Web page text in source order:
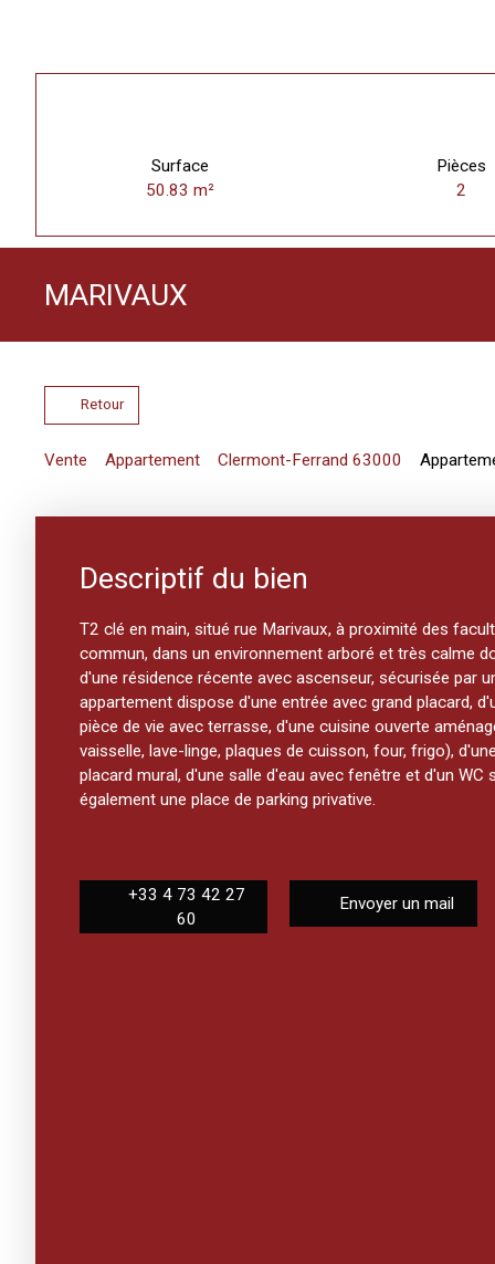
Surface
50.83 m²
Pièces
2
MARIVAUX
Retour
Vente Appartement Clermont-Ferrand 63000
Descriptif du bien
T2 clé en main, situé rue Marivaux, à proximité des
commun, dans un environnement arboré et très calme
d'une résidence récente avec ascenseur, sécurisée par
appartement dispose d'une entrée avec grand placard,
pièce de vie avec terrasse, d'une cuisine ouverte
vaisselle, lave-linge, plaques de cuisson, four, frigo),
placard mural, d'une salle d'eau avec fenêtre et d'un WC
également une place de parking privative.
+33 4 73 42 27
60
Envoyer un mail